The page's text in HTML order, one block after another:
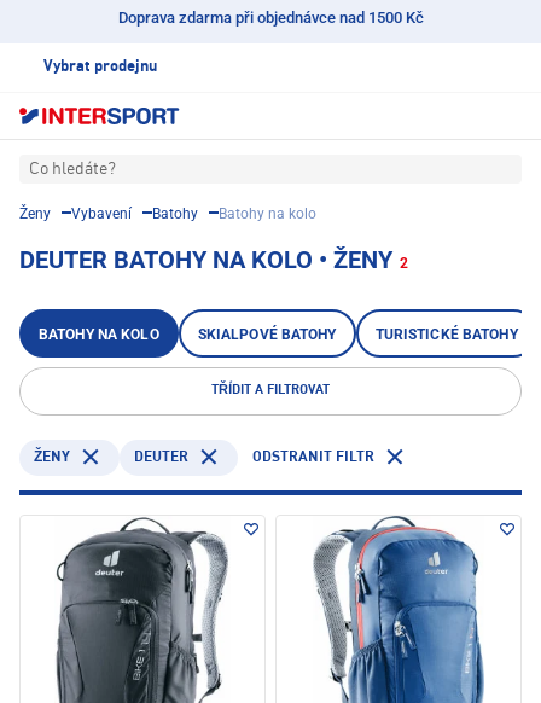
Doprava zdarma při objednávce nad 1500 Kč
Vybrat prodejnu
Co hledáte?
Ženy Vybavení Batohy Batohy na kolo
DEUTER BATOHY NA KOLO • ŽENY 2
BATOHY NA KOLO SKIALPOVÉ BATOHY TURISTICKÉ BATOHY
TŘÍDIT A FILTROVAT
ŽENY DEUTER ODSTRANIT FILTR